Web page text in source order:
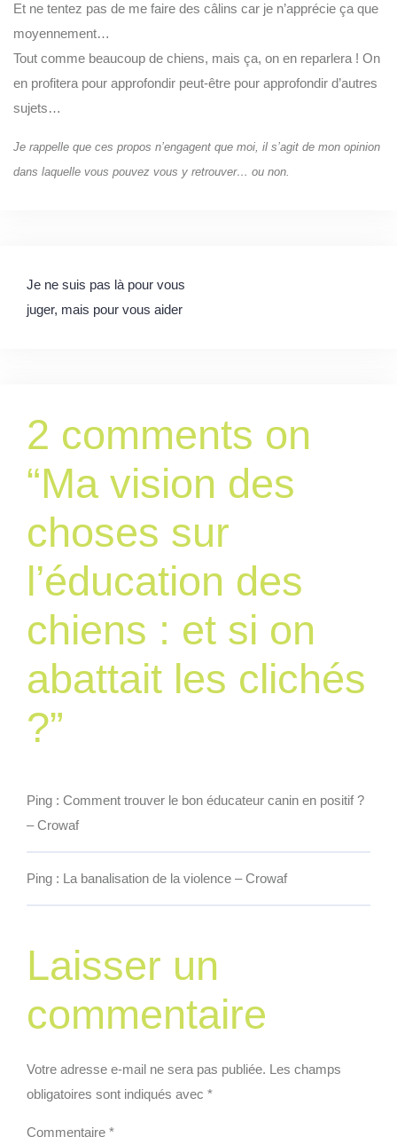
Et ne tentez pas de me faire des câlins car je n’apprécie ça que
moyennement…
Tout comme beaucoup de chiens, mais ça, on en reparlera ! On
en profitera pour approfondir peut-être pour approfondir d’autres
sujets…
Je rappelle que ces propos n’engagent que moi, il s’agit de mon opinion
dans laquelle vous pouvez vous y retrouver… ou non.
Je ne suis pas là pour vous
juger, mais pour vous aider
2 comments on
“Ma vision des
choses sur
l’éducation des
chiens : et si on
abattait les clichés
?”
Ping : Comment trouver le bon éducateur canin en positif ?
– Crowaf
Ping : La banalisation de la violence – Crowaf
Laisser un
commentaire
Votre adresse e-mail ne sera pas publiée. Les champs
obligatoires sont indiqués avec *
Commentaire *